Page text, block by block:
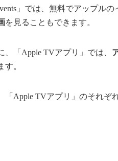
」では、無料でアップル
を見ることもできます。
、「Apple TVアプリ」では、
す。
「Apple TVアプリ」のそれぞ